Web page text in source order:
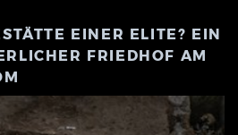
EINER ELITE? EIN
FRIEDHOF AM